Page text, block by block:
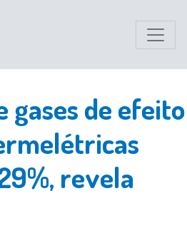
gases de efeito
revela